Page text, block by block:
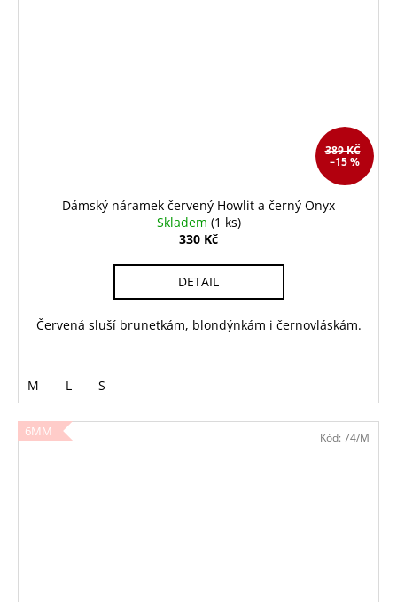
389 KČ
–15 %
Dámský náramek červený Howlit a černý Onyx
Skladem (1 ks)
330 Kč
DETAIL
Červená sluší brunetkám, blondýnkám i černovláskám.
M L S
6MM Kód: 74/M